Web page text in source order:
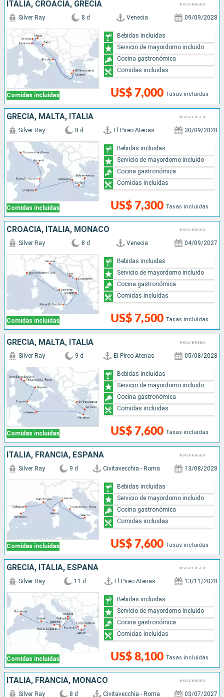
ITALIA, CROACIA, GRECIA
Comidas incluidas
Silver Ray 8 d Venecia 09/09/2028
US$ 7,000 Tasas incluidas
Bebidas incluidas
Servicio de mayordomo incluido
Cocina gastronómica
Comidas incluidas
GRECIA, MALTA, ITALIA
Comidas incluidas
Silver Ray 8 d El Pireo Atenas 30/09/2028
US$ 7,300 Tasas incluidas
Bebidas incluidas
Servicio de mayordomo incluido
Cocina gastronómica
Comidas incluidas
CROACIA, ITALIA, MONACO
Comidas incluidas
Silver Ray 8 d Venecia 04/09/2027
US$ 7,500 Tasas incluidas
Bebidas incluidas
Servicio de mayordomo incluido
Cocina gastronómica
Comidas incluidas
GRECIA, MALTA, ITALIA
Comidas incluidas
Silver Ray 9 d El Pireo Atenas 05/08/2028
US$ 7,600 Tasas incluidas
Bebidas incluidas
Servicio de mayordomo incluido
Cocina gastronómica
Comidas incluidas
ITALIA, FRANCIA, ESPAÑA
Comidas incluidas
Silver Ray 9 d Civitavecchia - Roma 13/08/2028
US$ 7,600 Tasas incluidas
Bebidas incluidas
Servicio de mayordomo incluido
Cocina gastronómica
Comidas incluidas
GRECIA, ITALIA, ESPAÑA
Comidas incluidas
Silver Ray 11 d El Pireo Atenas 13/11/2028
US$ 8,100 Tasas incluidas
Bebidas incluidas
Servicio de mayordomo incluido
Cocina gastronómica
Comidas incluidas
ITALIA, FRANCIA, MONACO
Silver Ray 8 d Civitavecchia - Roma 03/07/2027